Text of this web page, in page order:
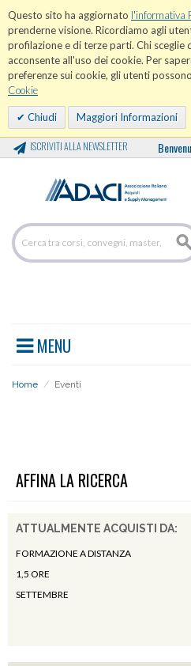
Questo sito ha aggiornato l'informativa
prenderne visione. Ricordiamo agli
profilazione e di terze parti. Chi sceglie
acconsente all'uso dei cookie. Per
preferenze sui cookie, gli utenti
Cookie
Chiudi Maggiori Informazioni
ISCRIVITI ALLA NEWSLETTER
MENU
Home / Eventi
AFFINA LA RICERCA
ATTUALMENTE ACQUISTI DA:
FORMAZIONE A DISTANZA
1,5 ORE
SETTEMBRE